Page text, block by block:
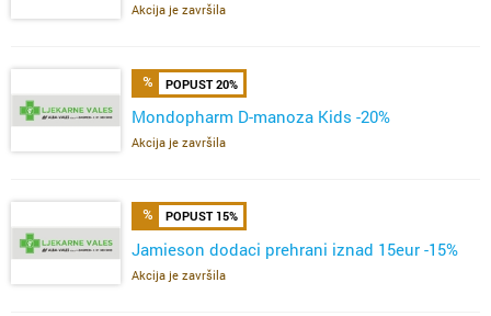
Akcija je završila
POPUST 20%
Mondopharm D-manoza Kids -20%
Akcija je završila
POPUST 15%
Jamieson dodaci prehrani iznad 15eur -15%
Akcija je završila